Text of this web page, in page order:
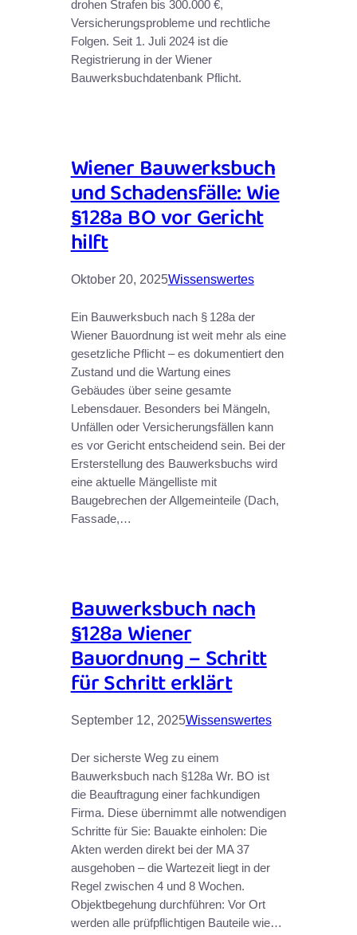
drohen Strafen bis 300.000 €,
Versicherungsprobleme und rechtliche
Folgen. Seit 1. Juli 2024 ist die
Registrierung in der Wiener
Bauwerksbuchdatenbank Pflicht.
Wiener Bauwerksbuch
und Schadensfälle: Wie
§128a BO vor Gericht
hilft
Oktober 20, 2025Wissenswertes
Ein Bauwerksbuch nach § 128a der
Wiener Bauordnung ist weit mehr als eine
gesetzliche Pflicht – es dokumentiert den
Zustand und die Wartung eines
Gebäudes über seine gesamte
Lebensdauer. Besonders bei Mängeln,
Unfällen oder Versicherungsfällen kann
es vor Gericht entscheidend sein. Bei der
Ersterstellung des Bauwerksbuchs wird
eine aktuelle Mängelliste mit
Baugebrechen der Allgemeinteile (Dach,
Fassade,…
Bauwerksbuch nach
§128a Wiener
Bauordnung – Schritt
für Schritt erklärt
September 12, 2025Wissenswertes
Der sicherste Weg zu einem
Bauwerksbuch nach §128a Wr. BO ist
die Beauftragung einer fachkundigen
Firma. Diese übernimmt alle notwendigen
Schritte für Sie: Bauakte einholen: Die
Akten werden direkt bei der MA 37
ausgehoben – die Wartezeit liegt in der
Regel zwischen 4 und 8 Wochen.
Objektbegehung durchführen: Vor Ort
werden alle prüfpflichtigen Bauteile wie…